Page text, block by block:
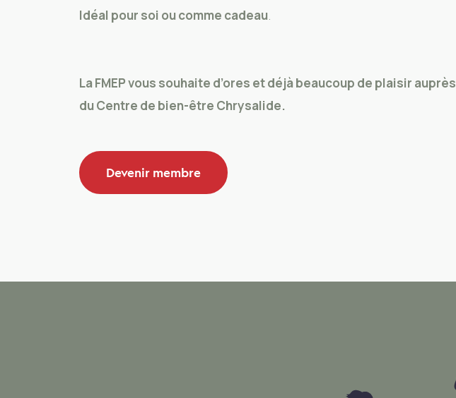
Idéal pour soi ou comme cadeau.
La FMEP vous souhaite d’ores et déjà beaucoup de plaisir auprès
du Centre de bien-être Chrysalide.
Devenir membre